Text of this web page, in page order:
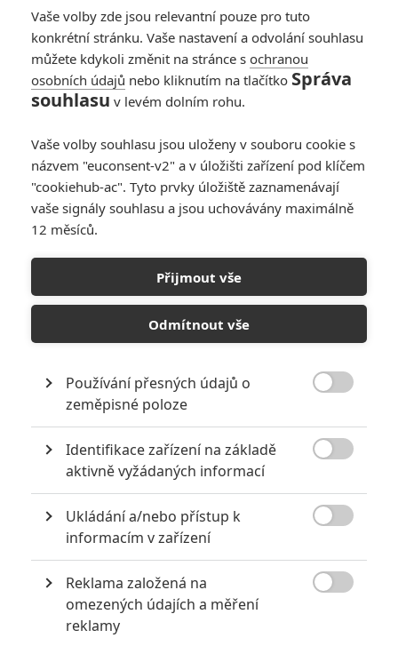
pomstě vymyslí pro Dannyho
dvanáct úkolů a hádanek, na
jejichž rozluštění závisí život
milované Molly. Při policejní akci
se detektiv Danny Fisher (John
Cena) z New Orleansu chystá
Milese Jacksona (Aidan Gillen). Ten se i se svou přítelkyní dává na
útěk, skončí však v poutech, zatímco jeho přítelkyně nešťastnou
náhodou zahyne. Miles viní z její smrti Dannyho a slibuje mu
odplatu. Po několika letech detektiv vyslechne znepokojující
telefonát od Milese, v němž mu zločinec stručně řečeno říká - oko
za oko, zub za zub. Dannyho čeká nebezpečná hra o dvanácti
bude muset všechny splnit, chce-li ještě svou přítelkyni spatřit
živou.
KOMENTÁŘE 0
Pro psaní komentářů, se přihlašte.
*/10
Nerecenzováno
*/10
Vaše volby zde jsou relevantní pouze pro tuto
konkrétní stránku. Vaše nastavení a odvolání souhlasu
můžete kdykoli změnit na stránce s ochranou
osobních údajů nebo kliknutím na tlačítko Správa
souhlasu v levém dolním rohu.
Vaše volby souhlasu jsou uloženy v souboru cookie s
názvem "euconsent-v2" a v úložišti zařízení pod klíčem
"cookiehub-ac". Tyto prvky úložiště zaznamenávají
vaše signály souhlasu a jsou uchovávány maximálně
12 měsíců.
Přijmout vše
Odmítnout vše
Používání přesných údajů o
zeměpisné poloze
Identifikace zařízení na základě
aktivně vyžádaných informací
Ukládání a/nebo přístup k
informacím v zařízení
Reklama založená na
omezených údajích a měření
reklamy